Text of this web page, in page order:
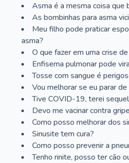
Asma é a mesma coisa que
As bombinhas para asma
Meu filho pode praticar
asma?
O que fazer em uma crise
Enfisema pulmonar pode
Tosse com sangue é
Vou melhorar se eu parar de
Tive COVID-19, terei
Devo me vacinar contra
Como posso melhorar dos
Sinusite tem cura?
Como posso prevenir a
Tenho rinite, posso ter cão